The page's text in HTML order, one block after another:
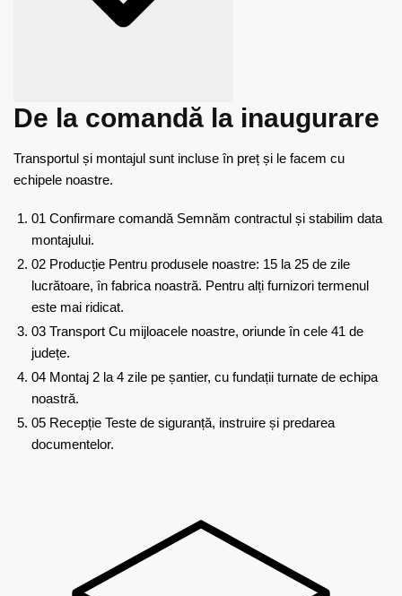
De la comandă la inaugurare
Transportul și montajul sunt incluse în preț și le facem cu
echipele noastre.
01 Confirmare comandă Semnăm contractul și stabilim data
montajului.
02 Producție Pentru produsele noastre: 15 la 25 de zile
lucrătoare, în fabrica noastră. Pentru alți furnizori termenul
este mai ridicat.
03 Transport Cu mijloacele noastre, oriunde în cele 41 de
județe.
04 Montaj 2 la 4 zile pe șantier, cu fundații turnate de echipa
noastră.
05 Recepție Teste de siguranță, instruire și predarea
documentelor.